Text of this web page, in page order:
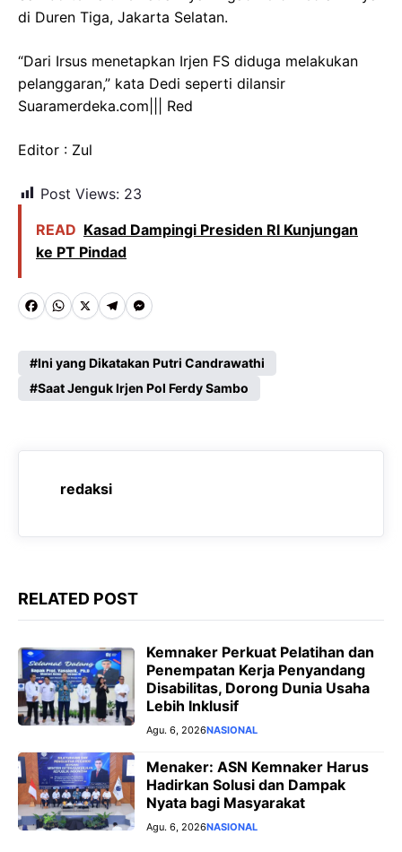
di Duren Tiga, Jakarta Selatan.
“Dari Irsus menetapkan Irjen FS diduga melakukan
pelanggaran,” kata Dedi seperti dilansir
Suaramerdeka.com||| Red
Editor : Zul
Post Views: 23
READ Kasad Dampingi Presiden RI Kunjungan
ke PT Pindad
F
c
e
o
W
a
t
A
p
X T
l
e
r
a
M
s
s
n
r
Ini yang Dikatakan Putri Candrawathi
Saat Jenguk Irjen Pol Ferdy Sambo
redaksi
RELATED POST
Kemnaker Perkuat Pelatihan dan
Penempatan Kerja Penyandang
Disabilitas, Dorong Dunia Usaha
Lebih Inklusif
Agu. 6, 2026NASIONAL
Menaker: ASN Kemnaker Harus
Hadirkan Solusi dan Dampak
Nyata bagi Masyarakat
Agu. 6, 2026NASIONAL